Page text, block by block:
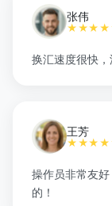
张伟
换汇速度很快，
王芳
操作员非常友
的！